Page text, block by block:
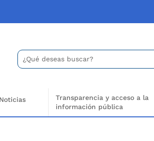
Buscar:
Search
for...
Noticias
Transparencia y acceso a la
información pública